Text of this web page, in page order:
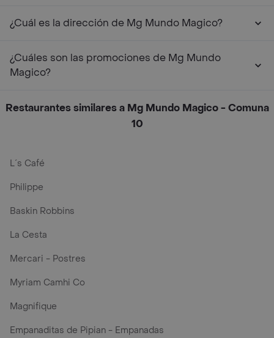
¿Cuál es la dirección de Mg Mundo Magico?
¿Cuáles son las promociones de Mg Mundo
Magico?
Restaurantes similares a Mg Mundo Magico - Comuna
10
L´s Café
Philippe
Baskin Robbins
La Cesta
Mercari - Postres
Myriam Camhi Co
Magnifique
Empanaditas de Pipian - Empanadas